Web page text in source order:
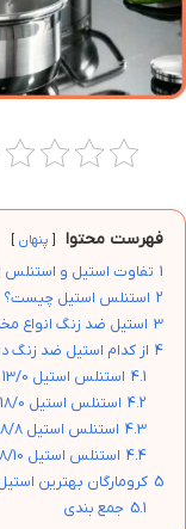
فهرست محتوا پنهان
1 تفاوت استیل و
2 استنلس استیل چیست؟
3 استیل ضد زنگ انواع
4 از کدام استیل ضد زنگ
4.1 استنلس استیل 13/0
4.2 استنلس استیل 18/0
4.3 استنلس استیل 18/8
4.4 استنلس استیل 18/10
5 کرومارگان بهترین
5.1 جمع بندی